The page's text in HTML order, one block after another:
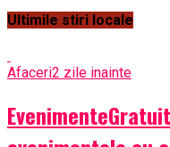
Ultimile stiri locale
Afaceri2 zile inainte